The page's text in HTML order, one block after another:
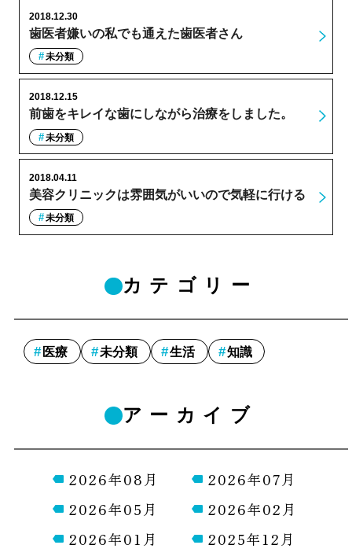
歯医者嫌いの私でも通えた歯医者さん
2018.12.30
未分類
前歯をキレイな歯にしながら治療をしました。
2018.12.15
未分類
美容クリニックは雰囲気がいいので気軽に行ける
2018.04.11
未分類
カテゴリー
医療 未分類 生活 知識
アーカイブ
2026年08月
2026年07月
2026年05月
2026年02月
2026年01月
2025年12月